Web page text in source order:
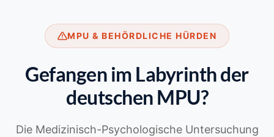
MPU & BEHÖRDLICHE HÜRDEN
Gefangen im Labyrinth der
deutschen MPU?
Die Medizinisch-Psychologische Untersuchung